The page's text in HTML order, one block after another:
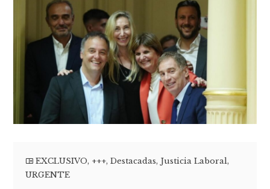
EXCLUSIVO, +++,Destacadas, Justicia Laboral,
URGENTE